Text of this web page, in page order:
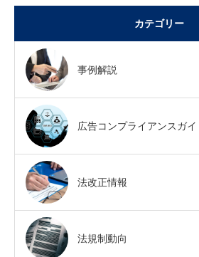
カテゴリー
事例解説
広告コンプライアンスガイ
法改正情報
法規制動向